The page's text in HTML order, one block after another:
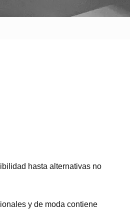
hasta alternativas no
y de moda contiene